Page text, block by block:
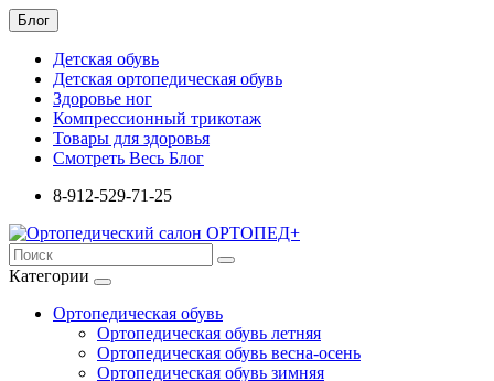
Блог
Детская обувь
Детская ортопедическая обувь
Здоровье ног
Компрессионный трикотаж
Товары для здоровья
Смотреть Весь Блог
8-912-529-71-25
Категории
Ортопедическая обувь
Ортопедическая обувь летняя
Ортопедическая обувь весна-осень
Ортопедическая обувь зимняя